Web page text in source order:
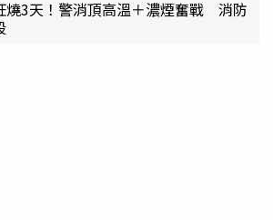
燒3天！警消頂高溫＋濃煙奮戰 消防